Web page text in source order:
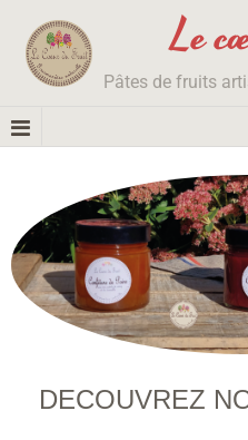
Le
Pâtes de fruits
DECOUVREZ